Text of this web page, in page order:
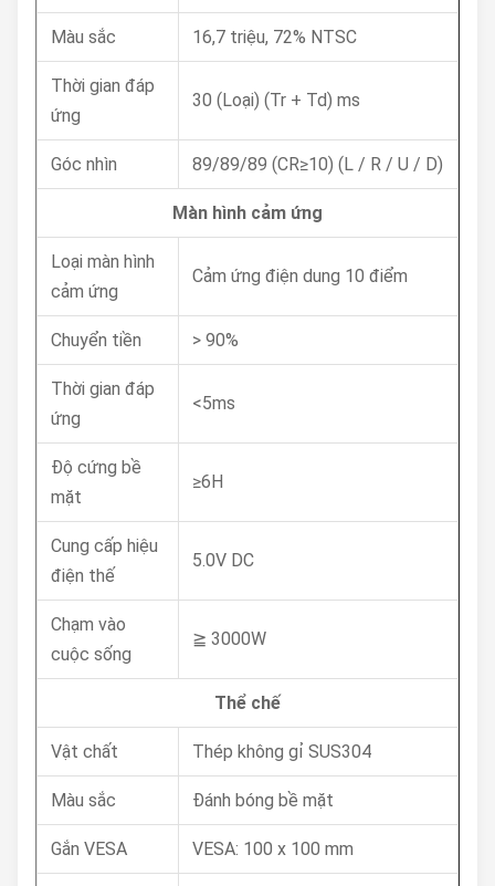
Màu sắc 16,7 triệu, 72% NTSC
Thời gian đáp
ứng
30 (Loại) (Tr + Td) ms
Góc nhìn 89/89/89 (CR≥10) (L / R / U / D)
Màn hình cảm ứng
Loại màn hình
cảm ứng
Cảm ứng điện dung 10 điểm
Chuyển tiền > 90%
Thời gian đáp
ứng
<5ms
Độ cứng bề
mặt
≥6H
Cung cấp hiệu
điện thế
5.0V DC
Chạm vào
cuộc sống
≧ 3000W
Thể chế
Vật chất Thép không gỉ SUS304
Màu sắc Đánh bóng bề mặt
Gắn VESA VESA: 100 x 100 mm